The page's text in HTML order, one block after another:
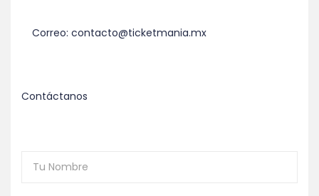
Correo: contacto@ticketmania.mx
Contáctanos